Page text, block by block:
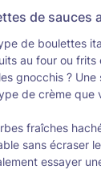
de sauces
de boulettes
au four ou
gnocchis ?
de crème
fraîches
sans écraser
essayer